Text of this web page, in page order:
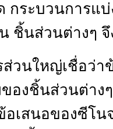
กระบวนการแ
ชิ้นส่วนต่างๆ
วนใหญ่เชื่อว่า
องชิ้นส่วนต่าง
อเสนอของซีโน